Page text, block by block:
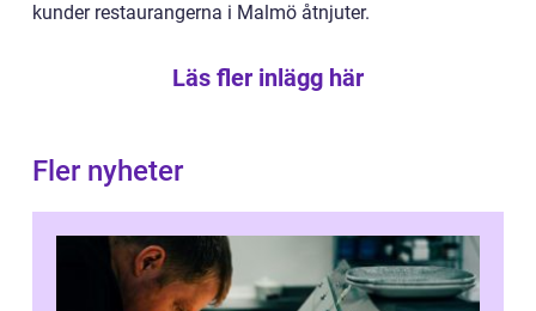
kunder restaurangerna i Malmö åtnjuter.
Läs fler inlägg här
Fler nyheter